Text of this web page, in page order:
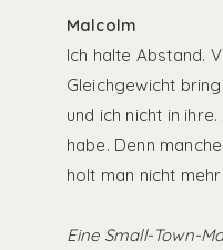
Malcolm
Ich halte Abstand.
Gleichgewicht
und ich nicht in
habe. Denn
holt man nicht mehr
Eine Small-Town-